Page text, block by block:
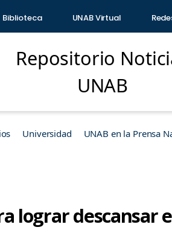
Biblioteca UNAB Virtual
Repositorio
UNAB
Universidad UNAB en la Prensa
lograr descansar